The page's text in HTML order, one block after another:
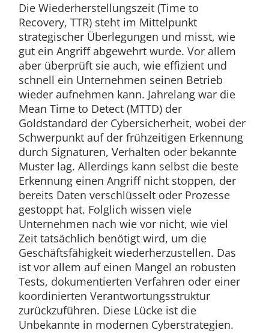
Die Wiederherstellungszeit (Time to
Recovery, TTR) steht im Mittelpunkt
strategischer Überlegungen und misst, wie
gut ein Angriff abgewehrt wurde. Vor allem
aber überprüft sie auch, wie effizient und
schnell ein Unternehmen seinen Betrieb
wieder aufnehmen kann. Jahrelang war die
Mean Time to Detect (MTTD) der
Goldstandard der Cybersicherheit, wobei der
Schwerpunkt auf der frühzeitigen Erkennung
durch Signaturen, Verhalten oder bekannte
Muster lag. Allerdings kann selbst die beste
Erkennung einen Angriff nicht stoppen, der
bereits Daten verschlüsselt oder Prozesse
gestoppt hat. Folglich wissen viele
Unternehmen nach wie vor nicht, wie viel
Zeit tatsächlich benötigt wird, um die
Geschäftsfähigkeit wiederherzustellen. Das
ist vor allem auf einen Mangel an robusten
Tests, dokumentierten Verfahren oder einer
koordinierten Verantwortungsstruktur
zurückzuführen. Diese Lücke ist die
Unbekannte in modernen Cyberstrategien.